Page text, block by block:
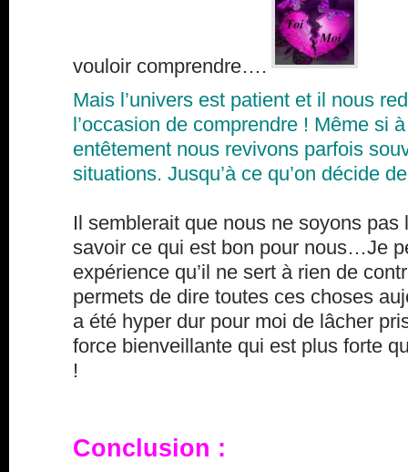
vouloir comprendre….
Mais l’univers est patient et il nous
l’occasion de comprendre ! Même si
entêtement nous revivons parfois
situations. Jusqu’à ce qu’on décide
Il semblerait que nous ne soyons
savoir ce qui est bon pour nous…Je
expérience qu’il ne sert à rien de
permets de dire toutes ces choses
a été hyper dur pour moi de lâcher
force bienveillante qui est plus forte
!
Conclusion :